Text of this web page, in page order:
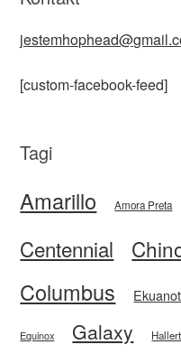
[custom-facebook-feed]
Tagi
Amarillo Amora Preta
Centennial
Columbus Ekuanot
Equinox Galaxy